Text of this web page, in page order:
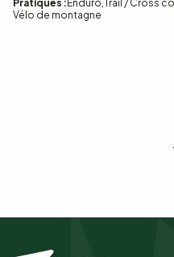
Pratiques : Enduro Trail / Cross
Vélo de montagne